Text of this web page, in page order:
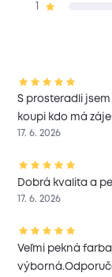
S prosteradli
koupi kdo má
17. 6. 2026
Dobrá kvalita a
17. 6. 2026
Veľmi pekná